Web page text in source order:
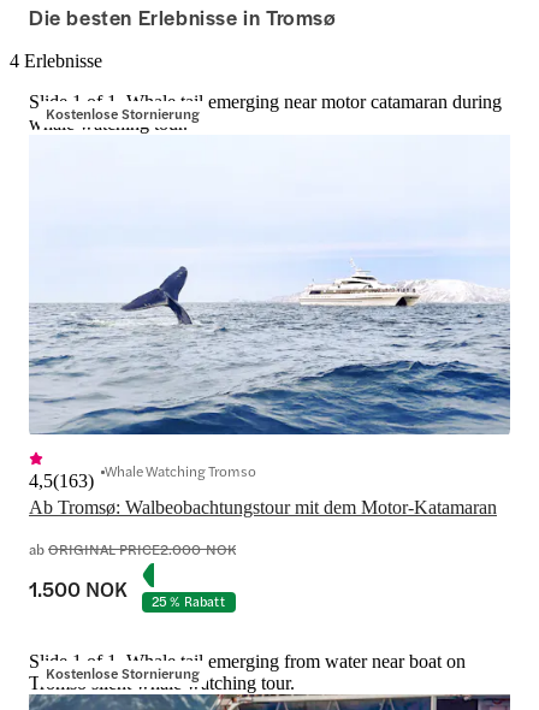
Die besten Erlebnisse in Tromsø
4 Erlebnisse
Kostenlose Stornierung
Slide 1 of 1, Whale tail emerging near motor catamaran during
whale watching tour.
Ab Tromsø: Walbeobachtungstour mit dem Motor-Katamaran
4,5(163) Whale Watching Tromso
abORIGINAL PRICE2.000 NOK
1.500 NOK 25 % Rabatt
Kostenlose Stornierung
Slide 1 of 1, Whale tail emerging from water near boat on
Tromso silent whale watching tour.